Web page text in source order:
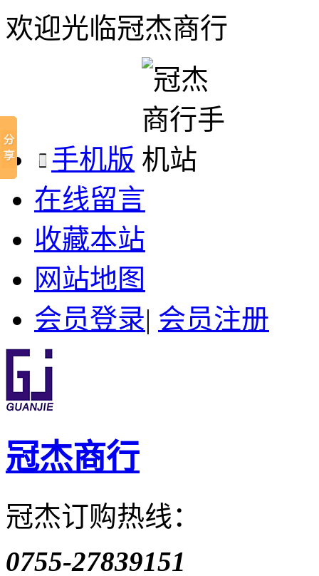
欢迎光临冠杰商行
手机版
在线留言
收藏本站
网站地图
会员登录| 会员注册
冠杰商行
冠杰订购热线：
0755-27839151